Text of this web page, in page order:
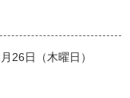
26日（木曜日）